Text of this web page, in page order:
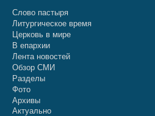
Слово пастыря
Литургическое время
Церковь в мире
В епархии
Лента новостей
Обзор СМИ
Разделы
Фото
Архивы
Актуально